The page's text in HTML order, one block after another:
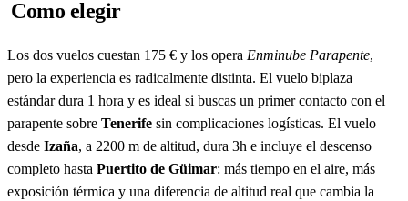
Como elegir
Los dos vuelos cuestan 175 € y los opera Enminube Parapente,
pero la experiencia es radicalmente distinta. El vuelo biplaza
estándar dura 1 hora y es ideal si buscas un primer contacto con el
parapente sobre Tenerife sin complicaciones logísticas. El vuelo
desde Izaña, a 2200 m de altitud, dura 3h e incluye el descenso
completo hasta Puertito de Güimar: más tiempo en el aire, más
exposición térmica y una diferencia de altitud real que cambia la